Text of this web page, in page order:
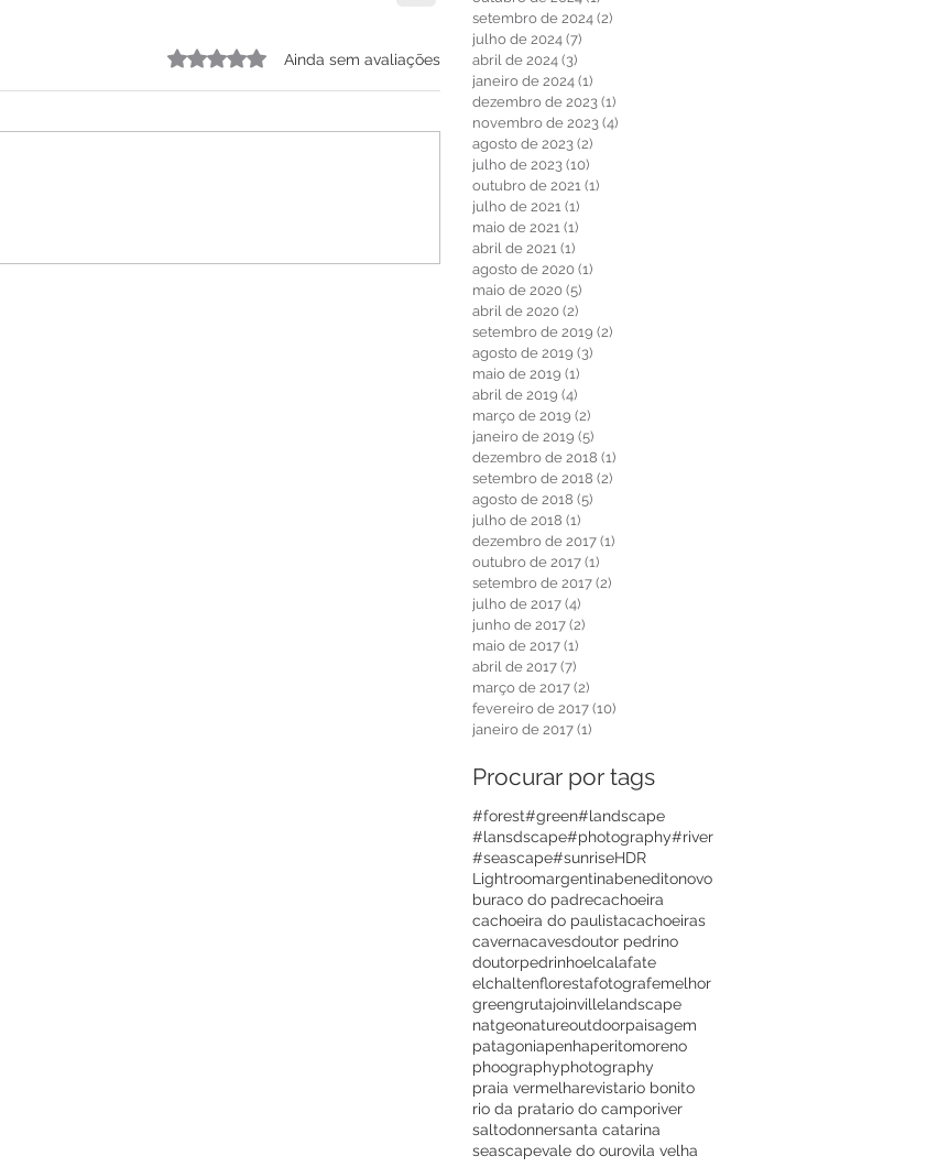
Avaliado com 0 de 5 estrelas.Ainda sem avaliações
setembro de 2024 (2)
julho de 2024 (7)
abril de 2024 (3)
janeiro de 2024 (1)
dezembro de 2023 (1)
novembro de 2023 (4)
agosto de 2023 (2)
julho de 2023 (10)
outubro de 2021 (1)
julho de 2021 (1)
maio de 2021 (1)
abril de 2021 (1)
agosto de 2020 (1)
maio de 2020 (5)
abril de 2020 (2)
setembro de 2019 (2)
agosto de 2019 (3)
maio de 2019 (1)
abril de 2019 (4)
março de 2019 (2)
janeiro de 2019 (5)
dezembro de 2018 (1)
setembro de 2018 (2)
agosto de 2018 (5)
julho de 2018 (1)
dezembro de 2017 (1)
outubro de 2017 (1)
setembro de 2017 (2)
julho de 2017 (4)
junho de 2017 (2)
maio de 2017 (1)
abril de 2017 (7)
março de 2017 (2)
fevereiro de 2017 (10)
janeiro de 2017 (1)
Procurar por tags
#forest#green#landscape
#lansdscape#photography#river
#seascape#sunriseHDR
Lightroomargentinabeneditonovo
buraco do padrecachoeira
cachoeira do paulistacachoeiras
cavernacavesdoutor pedrino
doutorpedrinhoelcalafate
elchaltenflorestafotografemelhor
greengrutajoinvillelandscape
natgeonatureoutdoorpaisagem
patagoniapenhaperitomoreno
phoographyphotography
praia vermelharevistario bonito
rio da pratario do camporiver
saltodonnersanta catarina
seascapevale do ourovila velha